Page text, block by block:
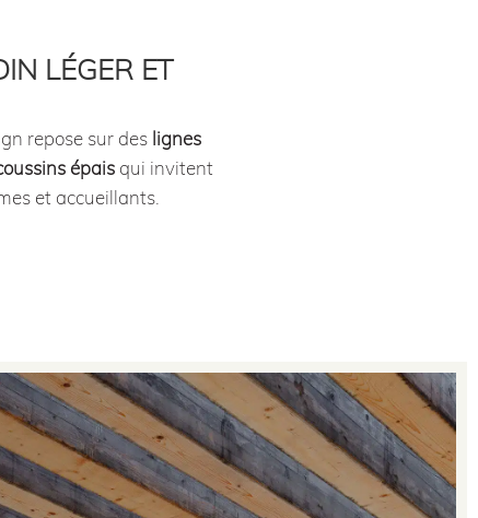
LÉGER ET
repose sur des lignes
épaisqui invitent
et accueillants.